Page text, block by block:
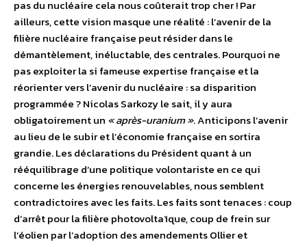
pas du nucléaire cela nous coûterait trop cher ! Par
ailleurs, cette vision masque une réalité : l’avenir de la
filière nucléaire française peut résider dans le
démantèlement, inéluctable, des centrales. Pourquoi ne
pas exploiter la si fameuse expertise française et la
réorienter vers l’avenir du nucléaire : sa disparition
programmée ? Nicolas Sarkozy le sait, il y aura
obligatoirement un « après-uranium ». Anticipons l’avenir
au lieu de le subir et l’économie française en sortira
grandie. Les déclarations du Président quant à un
rééquilibrage d’une politique volontariste en ce qui
concerne les énergies renouvelables, nous semblent
contradictoires avec les faits. Les faits sont tenaces : coup
d’arrêt pour la filière photovoltaïque, coup de frein sur
l’éolien par l’adoption des amendements Ollier et